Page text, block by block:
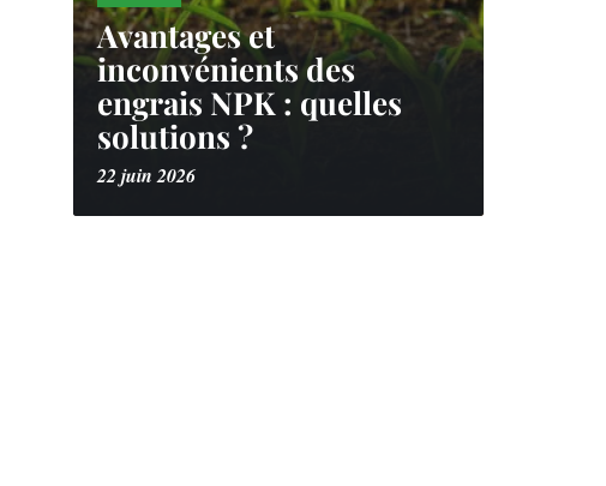
Avantages et
inconvénients des
engrais NPK : quelles
solutions ?
22 juin 2026